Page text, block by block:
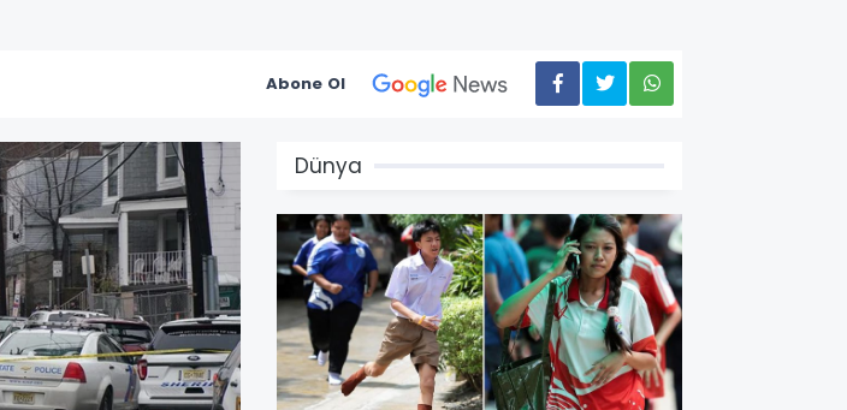
Abone Ol
Dünya